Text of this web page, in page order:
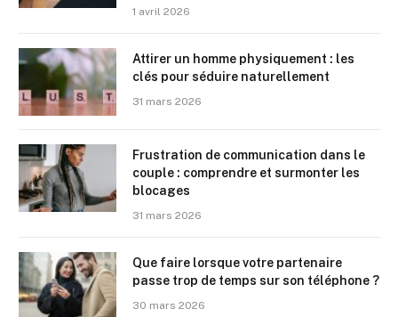
1 avril 2026
Attirer un homme physiquement : les
clés pour séduire naturellement
31 mars 2026
Frustration de communication dans le
couple : comprendre et surmonter les
blocages
31 mars 2026
Que faire lorsque votre partenaire
passe trop de temps sur son téléphone ?
30 mars 2026